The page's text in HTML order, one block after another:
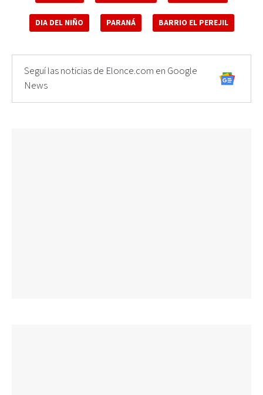
DIA DEL NIÑO PARANÁ BARRIO EL PEREJIL
Seguí las noticias de Elonce.com en Google
News